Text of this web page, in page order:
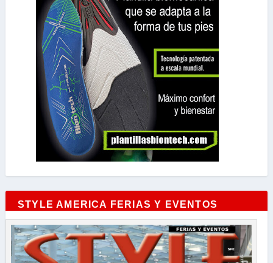
STYLE AMERICA FERIAS Y EVENTOS